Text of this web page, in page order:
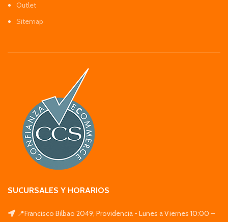
Outlet
Sitemap
SUCURSALES Y HORARIOS
📍Francisco Bilbao 2049, Providencia - Lunes a Viernes 10:00 –